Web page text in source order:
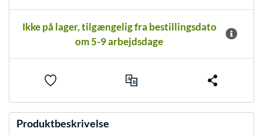
Ikke på lager, tilgængelig fra bestillingsdato
om 5-9 arbejdsdage
Produktbeskrivelse